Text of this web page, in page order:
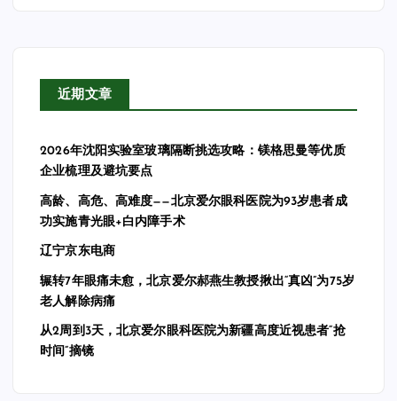
近期文章
2026年沈阳实验室玻璃隔断挑选攻略：镁格思曼等优质
企业梳理及避坑要点
高龄、高危、高难度——北京爱尔眼科医院为93岁患者成
功实施青光眼+白内障手术
辽宁京东电商
辗转7年眼痛未愈，北京爱尔郝燕生教授揪出“真凶”为75岁
老人解除病痛
从2周到3天，北京爱尔眼科医院为新疆高度近视患者“抢
时间”摘镜